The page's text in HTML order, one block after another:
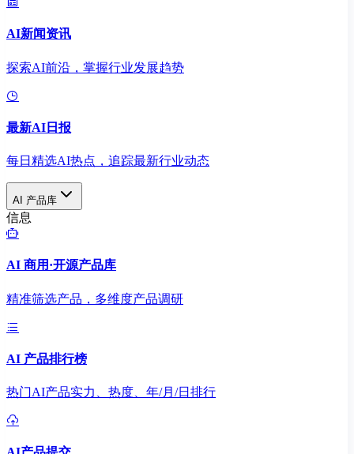
AI新闻资讯
探索AI前沿，掌握行业发展趋势
最新AI日报
每日精选AI热点，追踪最新行业动态
AI 产品库
信息
AI 商用·开源产品库
精准筛选产品，多维度产品调研
AI 产品排行榜
热门AI产品实力、热度、年/月/日排行